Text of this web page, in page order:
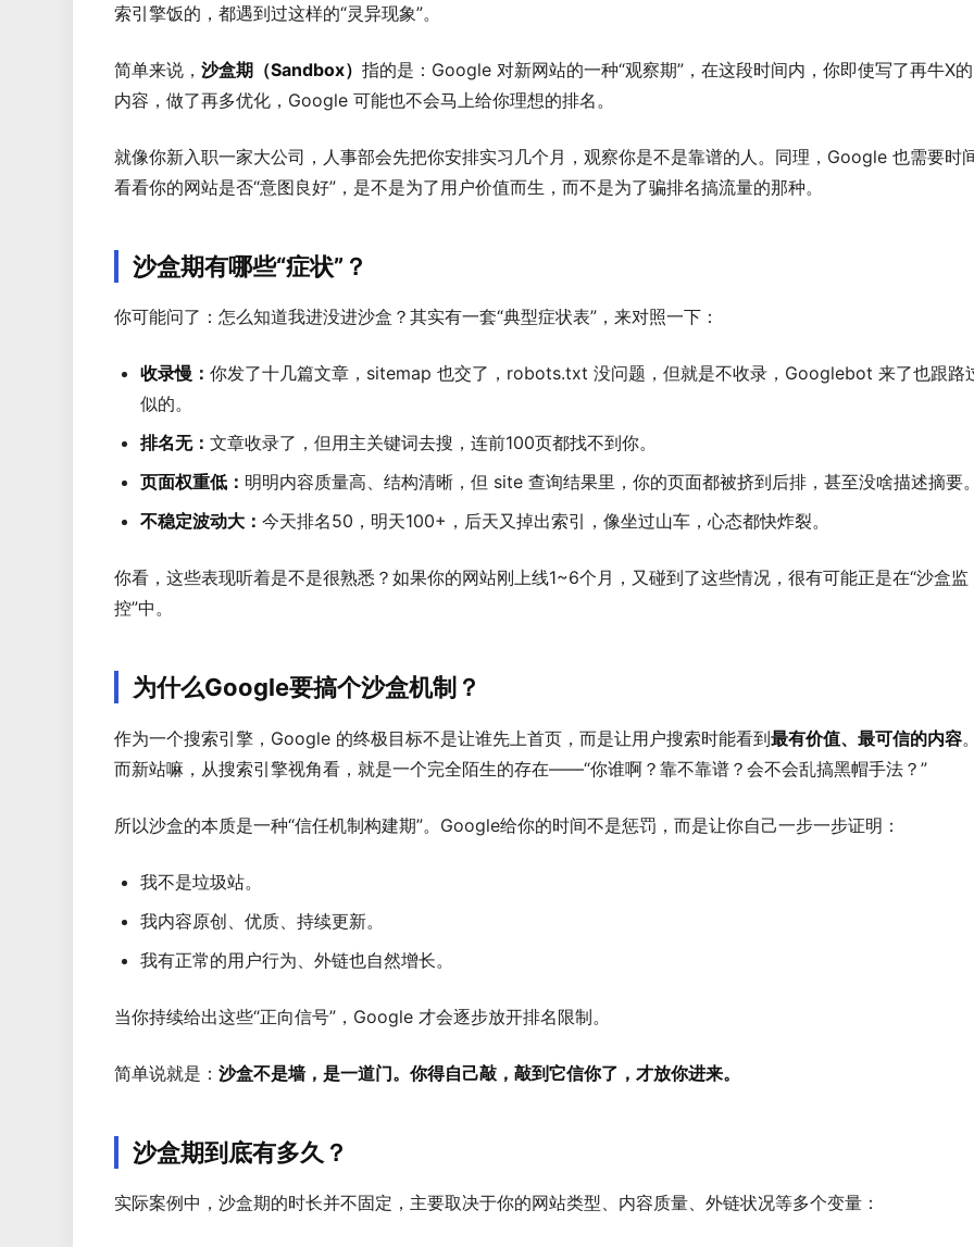
索引擎饭的，都遇到过这样的“灵异现象”。
简单来说，沙盒期（Sandbox）指的是：Google 对新网站的一种“观察期”，在这段时间内，你即使写了再牛X的
内容，做了再多优化，Google 可能也不会马上给你理想的排名。
就像你新入职一家大公司，人事部会先把你安排实习几个月，观察你是不是靠谱的人。同理，Google 也需要时
看看你的网站是否“意图良好”，是不是为了用户价值而生，而不是为了骗排名搞流量的那种。
沙盒期有哪些“症状”？
你可能问了：怎么知道我进没进沙盒？其实有一套“典型症状表”，来对照一下：
收录慢：你发了十几篇文章，sitemap 也交了，robots.txt 没问题，但就是不收录，Googlebot 来了也跟路
似的。
排名无：文章收录了，但用主关键词去搜，连前100页都找不到你。
页面权重低： 明明内容质量高、结构清晰，但 site 查询结果里，你的页面都被挤到后排，甚至没啥描述摘要
不稳定波动大：今天排名50，明天100+，后天又掉出索引，像坐过山车，心态都快炸裂。
你看，这些表现听着是不是很熟悉？如果你的网站刚上线1~6个月，又碰到了这些情况，很有可能正是在“沙盒监
控”中。
为什么Google要搞个沙盒机制？
作为一个搜索引擎，Google 的终极目标不是让谁先上首页，而是让用户搜索时能看到最有价值、最可信的内容
而新站嘛，从搜索引擎视角看，就是一个完全陌生的存在——“你谁啊？靠不靠谱？会不会乱搞黑帽手法？”
所以沙盒的本质是一种“信任机制构建期”。Google给你的时间不是惩罚，而是让你自己一步一步证明：
我不是垃圾站。
我内容原创、优质、持续更新。
我有正常的用户行为、外链也自然增长。
当你持续给出这些“正向信号”，Google 才会逐步放开排名限制。
简单说就是：沙盒不是墙，是一道门。你得自己敲，敲到它信你了，才放你进来。
沙盒期到底有多久？
实际案例中，沙盒期的时长并不固定，主要取决于你的网站类型、内容质量、外链状况等多个变量：